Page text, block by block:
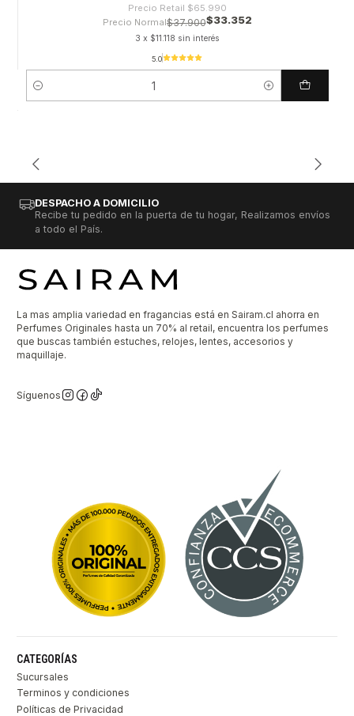
Precio Retail $65.990
Precio Normal$37.900$33.352
3 x $11.118 sin interés
5.0
Cantidad
DESPACHO A DOMICILIO
Recibe tu pedido en la puerta de tu hogar, Realizamos envíos
a todo el País.
La mas amplia variedad en fragancias está en Sairam.cl ahorra en
Perfumes Originales hasta un 70% al retail, encuentra los perfumes
que buscas también estuches, relojes, lentes, accesorios y
maquillaje.
Síguenos
CATEGORÍAS
Sucursales
Terminos y condiciones
Políticas de Privacidad